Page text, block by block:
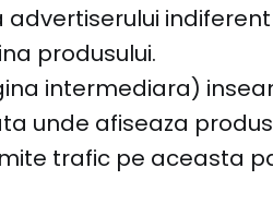
produsului.
intermediara)
unde afiseaza
trafic pe aceasta